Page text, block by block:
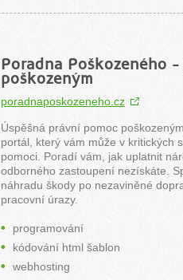
Poradna Poškozeného
poškozeným
poradnaposkozeneho.cz
Úspěšná právní pomoc
portál, který vám může v kritických
pomoci. Poradí vám, jak uplatnit
odborného zastoupení nezískáte.
náhradu škody po nezaviněné
pracovní úrazy.
programování
kódování html šablon
webhosting